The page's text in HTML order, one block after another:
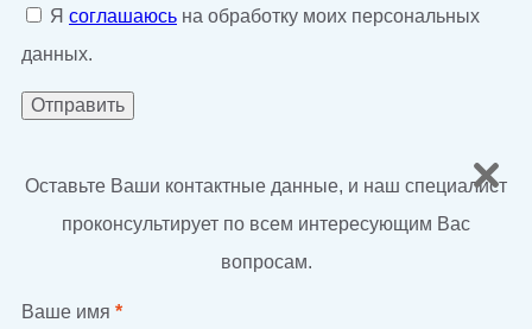
Я соглашаюсь на обработку моих персональных
данных.
Оставьте Ваши контактные данные, и наш специалист
проконсультирует по всем интересующим Вас
вопросам.
Ваше имя *